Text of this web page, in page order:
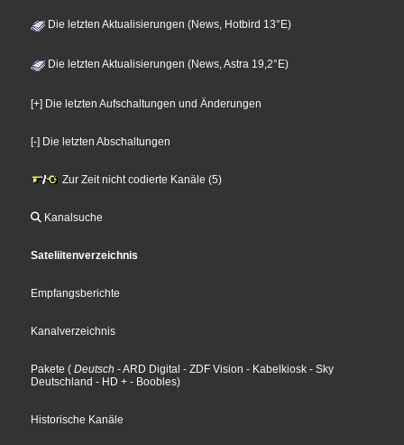
Die letzten Aktualisierungen (News, Hotbird 13°E)
Die letzten Aktualisierungen (News, Astra 19,2°E)
[+] Die letzten Aufschaltungen und Änderungen
[-] Die letzten Abschaltungen
Zur Zeit nicht codierte Kanäle (5)
Kanalsuche
Sateliitenverzeichnis
Empfangsberichte
Kanalverzeichnis
Pakete ( Deutsch - ARD Digital - ZDF Vision - Kabelkiosk - Sky
Deutschland - HD + - Boobles)
Historische Kanäle